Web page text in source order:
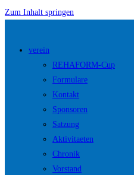
Zum Inhalt springen
verein
REHAFORM-Cup
Formulare
Kontakt
Sponsoren
Satzung
Aktivitaeten
Chronik
Vorstand